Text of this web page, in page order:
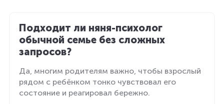
Подходит ли няня-психолог
обычной семье без сложных
запросов?
Да, многим родителям важно, чтобы взрослый
рядом с ребёнком тонко чувствовал его
состояние и реагировал бережно.